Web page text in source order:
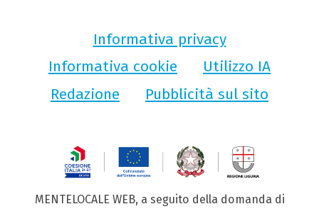
Informativa privacy
Informativa cookie
Utilizzo IA
Redazione
Pubblicità sul sito
MENTELOCALE WEB, a seguito della domanda di